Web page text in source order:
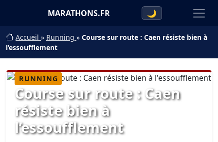
MARATHONS.FR 🌙
Accueil » Running » Course sur route : Caen résiste bien à
l’essoufflement
RUNNING
Course sur route : Caen
résiste bien à
l’essoufflement